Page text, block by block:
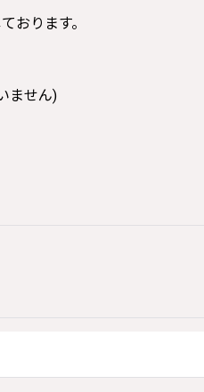
おります。
ません)